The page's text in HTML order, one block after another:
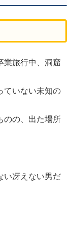
業旅行中、洞窟
ていない未知の
のの、出た場所
い冴えない男だ